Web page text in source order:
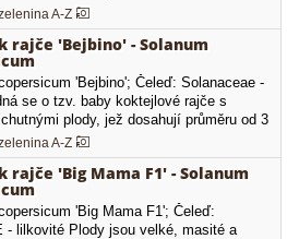
Ameriky. Jedná se o rajče steakového
vyznačuje masitými plody téměř bez
plody, které mají zploštělý tvar a
A-Z
rajče 'Bejbino' - Solanum
'Bejbino'; Čeleď: Solanaceae -
se o tzv. baby koktejlové rajče s
plody, jež dosahují průměru od 3
průměrnou hmotností 30 až 40 g. Velmi
pevnými a velice dobře skladovatelnými
A-Z
rajče 'Big Mama F1' - Solanum
'Big Mama F1'; Čeleď:
- lilkovité Plody jsou velké, masité a